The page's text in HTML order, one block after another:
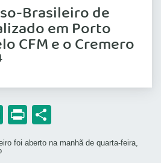
Brasileiro de
em Porto
CFM e o Cremero
Email
Print